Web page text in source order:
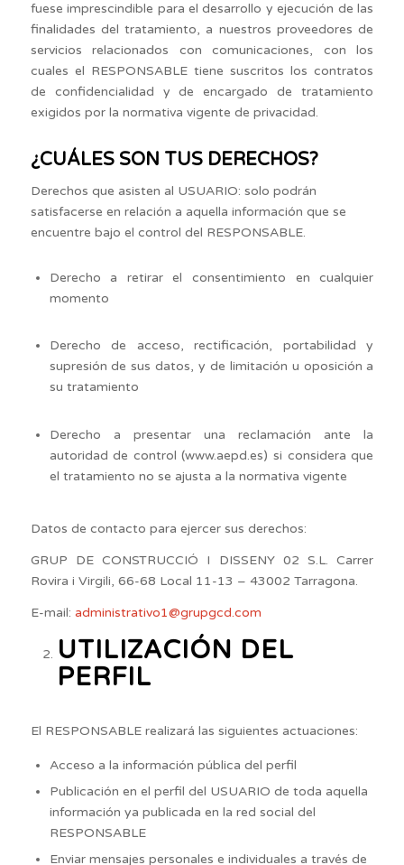
fuese imprescindible para el desarrollo y ejecución de las
finalidades del tratamiento, a nuestros proveedores de
servicios relacionados con comunicaciones, con los
cuales el RESPONSABLE tiene suscritos los contratos
de confidencialidad y de encargado de tratamiento
exigidos por la normativa vigente de privacidad.
¿CUÁLES SON TUS DERECHOS?
Derechos que asisten al USUARIO: solo podrán
satisfacerse en relación a aquella información que se
encuentre bajo el control del RESPONSABLE.
Derecho a retirar el consentimiento en cualquier
momento
Derecho de acceso, rectificación, portabilidad y
supresión de sus datos, y de limitación u oposición a
su tratamiento
Derecho a presentar una reclamación ante la
autoridad de control (www.aepd.es) si considera que
el tratamiento no se ajusta a la normativa vigente
Datos de contacto para ejercer sus derechos:
GRUP DE CONSTRUCCIÓ I DISSENY 02 S.L.
Carrer
Rovira i Virgili, 66-68 Local 11-13 – 43002 Tarragona.
E-mail: administrativo1@grupgcd.com
UTILIZACIÓN DEL
PERFIL
El RESPONSABLE realizará las siguientes actuaciones:
Acceso a la información pública del perfil
Publicación en el perfil del USUARIO de toda aquella
información ya publicada en la red social del
RESPONSABLE
Enviar mensajes personales e individuales a través de